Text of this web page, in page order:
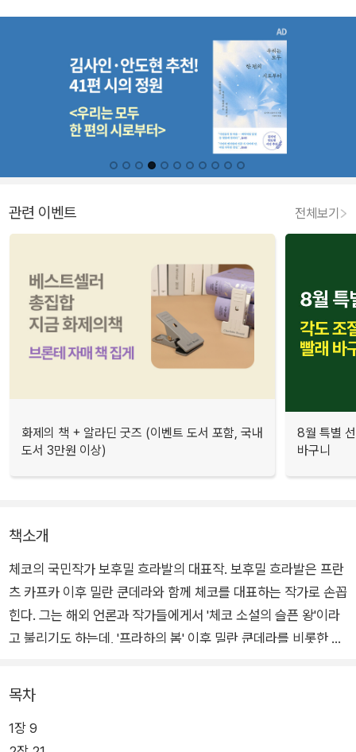
관련 이벤트 전체보기
화제의 책 + 알라딘 굿즈 (이벤트 도서 포함, 국내
도서 3만원 이상)
8월 특별
바구니
책소개
체코의 국민작가 보후밀 흐라발의 대표작. 보후밀 흐라발은 프란
츠 카프카 이후 밀란 쿤데라와 함께 체코를 대표하는 작가로 손꼽
힌다. 그는 해외 언론과 작가들에게서 '체코 소설의 슬픈 왕'이라
고 불리기도 하는데, '프라하의 봄' 이후 밀란 쿤데라를 비롯한 많
그는 체코에 남아 끝까지 체코어로 작품을 썼기 때문이다.
그래서 국내에는 그의 이름이 많이 알려지지 않았지만 해외 독자
목차
1장 9